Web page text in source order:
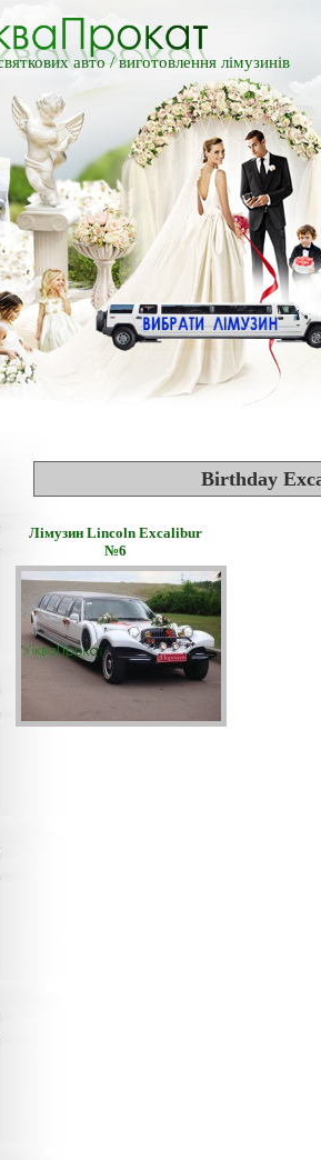
авто /виготовлення лімузинів
Birthday
Лімузин Lincoln Excalibur
№6